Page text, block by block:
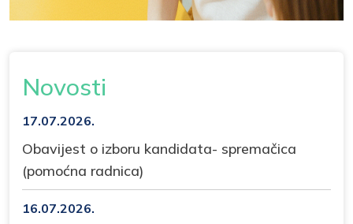
Novosti
17.07.2026.
Obavijest o izboru kandidata- spremačica
(pomoćna radnica)
16.07.2026.